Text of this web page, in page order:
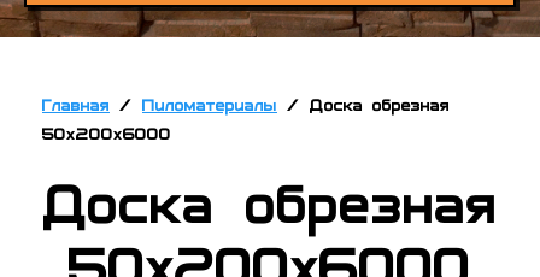
Главная / Пиломатериалы / Доска обрезная
50х200х6000
Доска обрезная